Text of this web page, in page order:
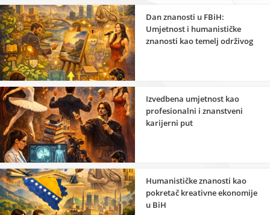
Dan znanosti u FBiH:
Umjetnost i humanističke
znanosti kao temelj održivog
Izvedbena umjetnost kao
profesionalni i znanstveni
karijerni put
Humanističke znanosti kao
pokretač kreativne ekonomije
u BiH